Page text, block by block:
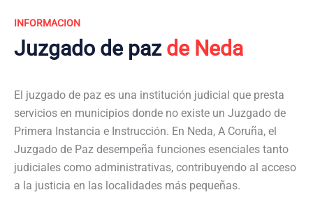
INFORMACION
Juzgado de paz de Neda
El juzgado de paz es una institución judicial que presta
servicios en municipios donde no existe un Juzgado de
Primera Instancia e Instrucción. En Neda, A Coruña, el
Juzgado de Paz desempeña funciones esenciales tanto
judiciales como administrativas, contribuyendo al acceso
a la justicia en las localidades más pequeñas.